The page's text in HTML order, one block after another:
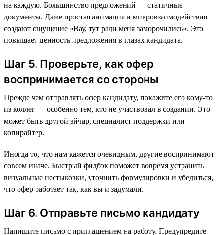
на каждую. Большинство предложений — статичные
документы. Даже простая анимация и микровзаимодействия
создают ощущение «Вау, тут ради меня заморочились». Это
повышает ценность предложения в глазах кандидата.
Шаг 5. Проверьте, как офер
воспринимается со стороны
Прежде чем отправлять офер кандидату, покажите его кому-то
из коллег — особенно тем, кто не участвовал в создании. Это
может быть другой эйчар, специалист поддержки или
копирайтер.
Иногда то, что нам кажется очевидным, другие воспринимают
совсем иначе. Быстрый фидбэк поможет вовремя устранить
визуальные нестыковки, уточнить формулировки и убедиться,
что офер работает так, как вы и задумали.
Шаг 6. Отправьте письмо кандидату
Напишите письмо с приглашением на работу. Предупредите